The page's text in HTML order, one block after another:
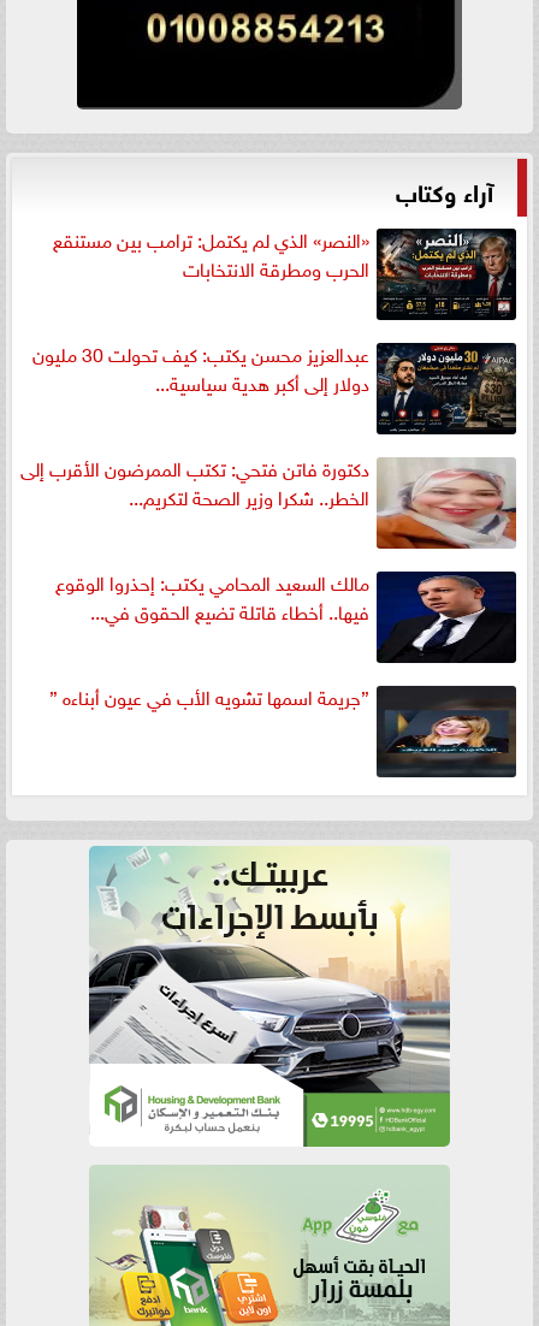
آراء وكتاب
«النصر» الذي لم يكتمل: ترامب بين مستنقع
الحرب ومطرقة الانتخابات
عبدالعزيز محسن يكتب: كيف تحولت 30 مليون
دولار إلى أكبر هدية سياسية...
دكتورة فاتن فتحي: تكتب الممرضون الأقرب إلى
الخطر.. شكرا وزير الصحة لتكريم...
مالك السعيد المحامي يكتب: إحذروا الوقوع
فيها.. أخطاء قاتلة تضيع الحقوق في...
”جريمة اسمها تشويه الأب في عيون أبناءه ”